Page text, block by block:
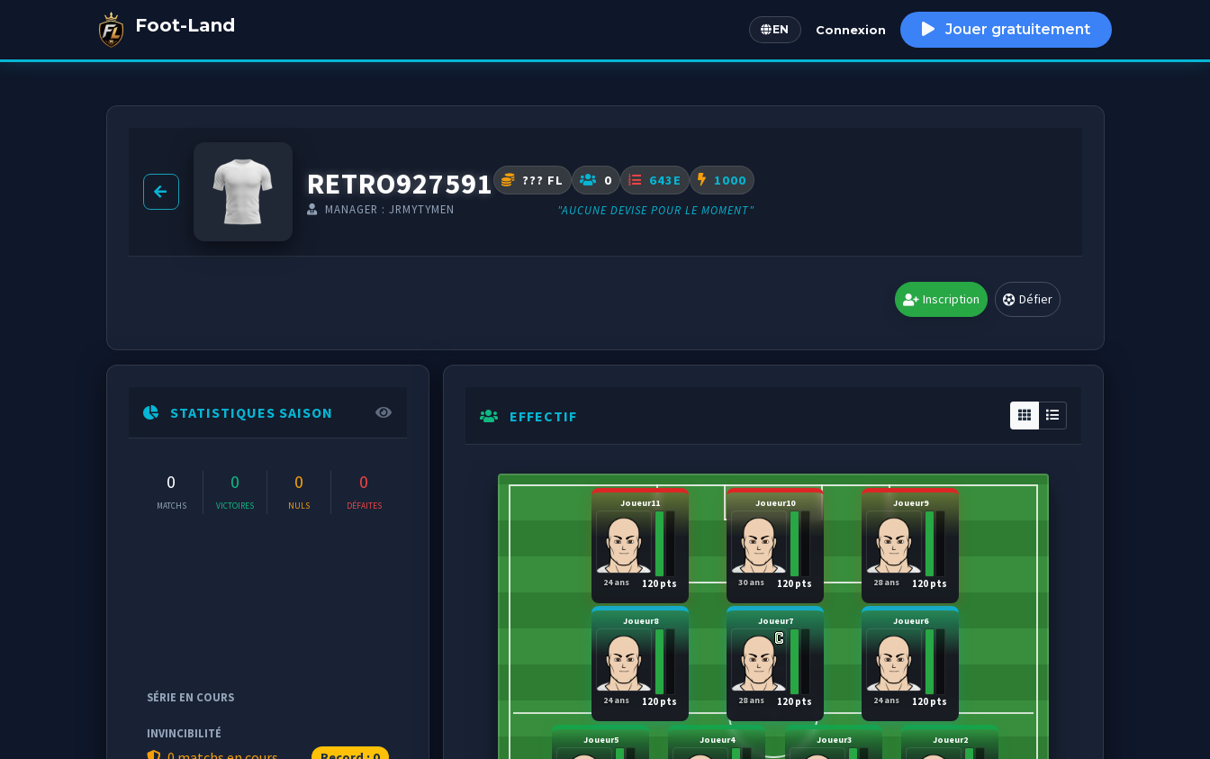
Foot-Land EN
English Connexion Jouer gratuitement
RETRO927591
MANAGER : JRMYTYMEN
??? FL 0 643E 1000
"AUCUNE DEVISE POUR LE MOMENT"
Inscription Défier
STATISTIQUES SAISON
0
MATCHS
0
VICTOIRES
0
NULS
0
DÉFAITES
SÉRIE EN COURS
INVINCIBILITÉ
EFFECTIF
Joueur5 Joueur4 Joueur3 Joueur2
Joueur8
120 pts
24 ans
Joueur7
120 pts
28 ans
Joueur6
120 pts
24 ans
Joueur11
120 pts
24 ans
Joueur10
120 pts
30 ans
Joueur9
120 pts
28 ans